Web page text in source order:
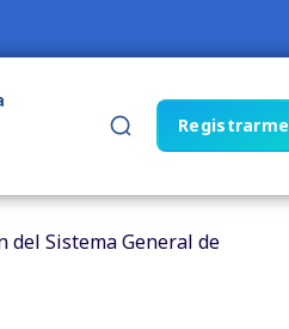
Registrarme
Sistema General de